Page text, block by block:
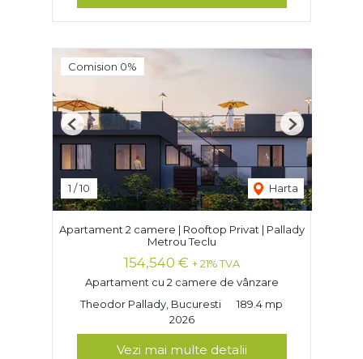
Comision 0%
1 /10 Harta
Previous Next
Apartament 2 camere | Rooftop Privat | Pallady
Metrou Teclu
154,540 € + 21% TVA
Apartament cu 2 camere de vânzare
Theodor Pallady, Bucuresti
189.4 mp
2026
Vezi mai multe detalii